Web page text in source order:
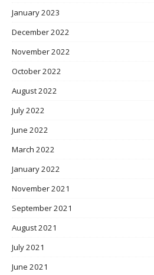
January 2023
December 2022
November 2022
October 2022
August 2022
July 2022
June 2022
March 2022
January 2022
November 2021
September 2021
August 2021
July 2021
June 2021